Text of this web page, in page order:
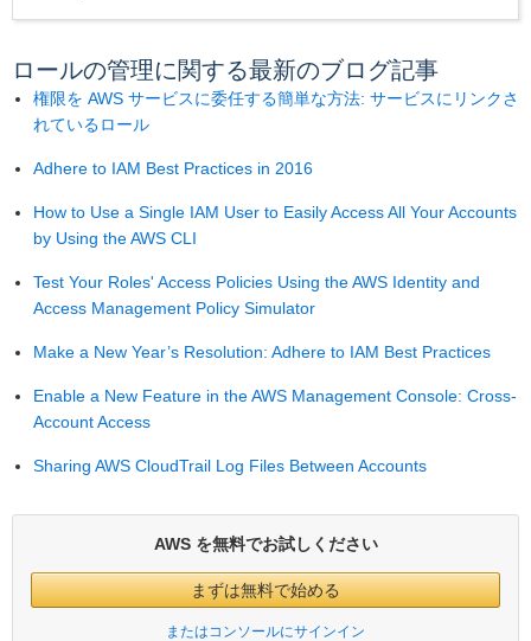
ロールの管理に関する最新のブログ記事
権限を AWS サービスに委任する簡単な方法: サービスにリンクさ
れているロール
Adhere to IAM Best Practices in 2016
How to Use a Single IAM User to Easily Access All Your Accounts
by Using the AWS CLI
Test Your Roles' Access Policies Using the AWS Identity and
Access Management Policy Simulator
Make a New Year’s Resolution: Adhere to IAM Best Practices
Enable a New Feature in the AWS Management Console: Cross-
Account Access
Sharing AWS CloudTrail Log Files Between Accounts
AWS を無料でお試しください
まずは無料で始める
またはコンソールにサインイン